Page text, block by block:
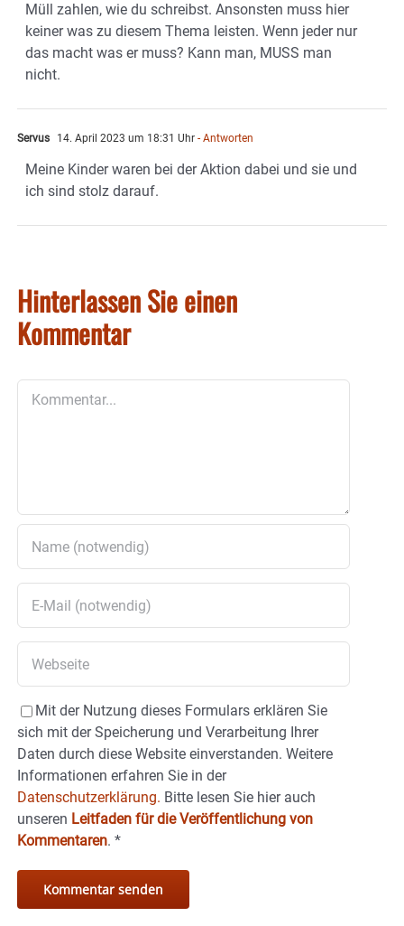
Müll zahlen, wie du schreibst. Ansonsten muss hier
keiner was zu diesem Thema leisten. Wenn jeder nur
das macht was er muss? Kann man, MUSS man
nicht.
Servus 14. April 2023 um 18:31 Uhr - Antworten
Meine Kinder waren bei der Aktion dabei und sie und
ich sind stolz darauf.
Hinterlassen Sie einen
Kommentar
Mit der Nutzung dieses Formulars erklären Sie
sich mit der Speicherung und Verarbeitung Ihrer
Daten durch diese Website einverstanden. Weitere
Informationen erfahren Sie in der
Datenschutzerklärung. Bitte lesen Sie hier auch
unseren Leitfaden für die Veröffentlichung von
Kommentaren. *